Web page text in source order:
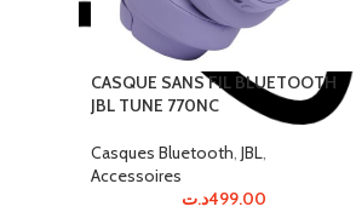
CASQUE SANS FIL BLUETOOTH
JBL TUNE 770NC
Casques Bluetooth, JBL,
Accessoires
499.00د.ت